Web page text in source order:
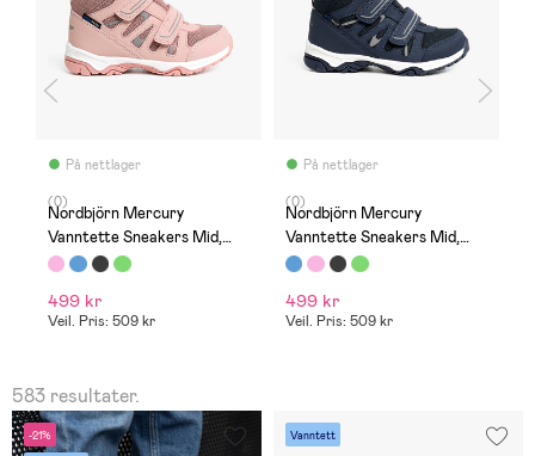
På nettlager
(0)
Nordbjörn Mercury
Vanntette Sneakers Mid,
Rosa
499 kr
Veil. Pris: 509 kr
På nettlager
(0)
Nordbjörn Mercury
Vanntette Sneakers Mid,
Navy
499 kr
Veil. Pris: 509 kr
583 resultater.
-21% Vanntett